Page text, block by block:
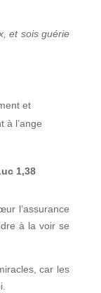
et sois guérie
et
à l’ange
1,38
l’assurance
à la voir se
car les